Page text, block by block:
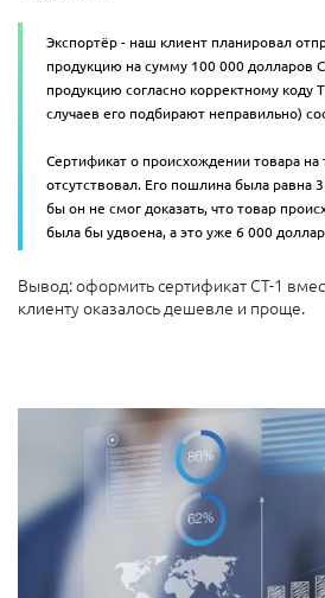
Экспортёр - наш клиент планировал
продукцию на сумму 100 000 долларов
продукцию согласно корректному
случаев его подбирают неправильно)
Сертификат о происхождении товара на
отсутствовал. Его пошлина была равна
бы он не смог доказать, что товар
была бы удвоена, а это уже 6 000
Вывод: оформить сертификат СТ-1
клиенту оказалось дешевле и проще.